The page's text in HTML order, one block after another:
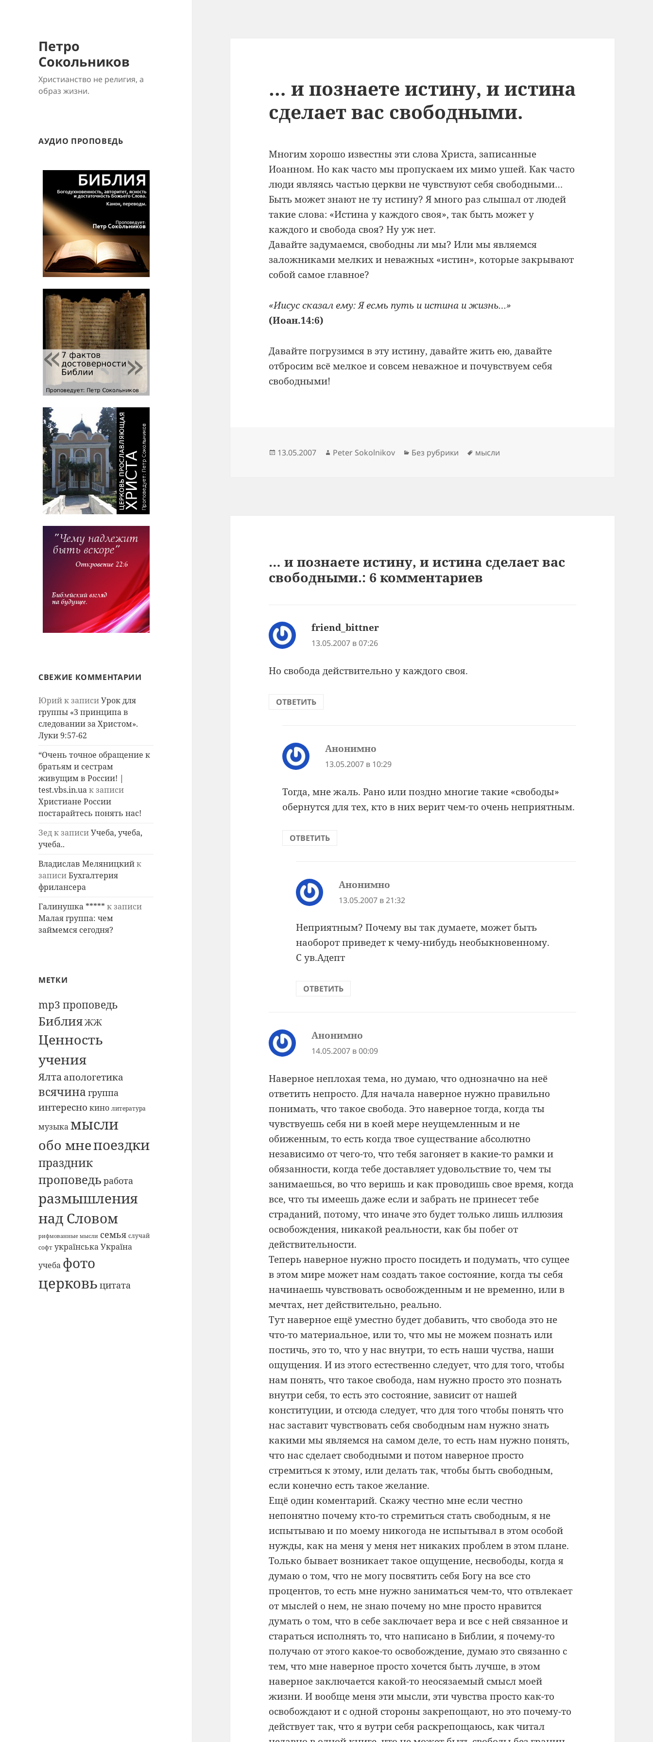
Петро
Сокольников
Христианство не религия, а
образ жизни.
АУДИО ПРОПОВЕДЬ
СВЕЖИЕ КОММЕНТАРИИ
Юрийк записиУрок для
группы «3 принципа в
следовании за Христом».
Луки 9:57-62
“Очень точное обращение к
братьям и сестрам
живущим в России! |
test.vbs.in.uaк записи
Христиане России
постарайтесь понять нас!
Зедк записиУчеба, учеба,
учеба..
Владислав Меляницкийк
записиБухгалтерия
фрилансера
Галинушка ***** к записи
Малая группа: чем
займемся сегодня?
МЕТКИ
mp3 проповедь
БиблияЖЖ
Ценность
учения
Ялтаапологетика
всячина группа
интересно кино литература
музыкамысли
обо мнепоездки
праздник
проповедь работа
размышления
над Словом
рифмованные мысли семья случай
софт українська Україна
учеба фото
церковь цитата
… и познаете истину, и истина
сделает вас свободными.
Многим хорошо известны эти слова Христа, записанные
Иоанном. Но как часто мы пропускаем их мимо ушей. Как часто
люди являясь частью церкви не чувствуют себя свободными…
Быть может знают не ту истину? Я много раз слышал от людей
такие слова: «Истина у каждого своя», так быть может у
каждого и свобода своя? Ну уж нет.
Давайте задумаемся, свободны ли мы? Или мы являемся
заложниками мелких и неважных «истин», которые закрывают
собой самое главное?
«Иисус сказал ему: Я есмь путь и истина и жизнь…»
(Иоан.14:6)
Давайте погрузимся в эту истину, давайте жить ею, давайте
отбросим всё мелкое и совсем неважное и почувствуем себя
свободными!
Опубликовано
13.05.2007 Автор
Peter Sokolnikov Рубрики
Без рубрики Метки
мысли
… и познаете истину, и истина сделает вас
свободными.: 6 комментариев
friend_bittner
13.05.2007 в 07:26
Но свобода действительно у каждого своя.
ОТВЕТИТЬ
Анонимно
13.05.2007 в 10:29
Тогда, мне жаль. Рано или поздно многие такие «свободы»
обернутся для тех, кто в них верит чем-то очень неприятным.
ОТВЕТИТЬ
Анонимно
13.05.2007 в 21:32
Неприятным? Почему вы так думаете, может быть
наоборот приведет к чему-нибудь необыкновенному.
С ув.Адепт
ОТВЕТИТЬ
Анонимно
14.05.2007 в 00:09
Наверное неплохая тема, но думаю, что однозначно на неё
ответить непросто. Для начала наверное нужно правильно
понимать, что такое свобода. Это наверное тогда, когда ты
чувствуешь себя ни в коей мере неущемленным и не
обиженным, то есть когда твое существание абсолютно
независимо от чего-то, что тебя загоняет в какие-то рамки и
обязанности, когда тебе доставляет удовольствие то, чем ты
занимаешься, во что веришь и как проводишь свое время, когда
все, что ты имеешь даже если и забрать не принесет тебе
страданий, потому, что иначе это будет только лишь иллюзия
освобождения, никакой реальности, как бы побег от
действительности.
Теперь наверное нужно просто посидеть и подумать, что сущее
в этом мире может нам создать такое состояние, когда ты себя
начинаешь чувствовать освобожденным и не временно, или в
мечтах, нет действительно, реально.
Тут наверное ещё уместно будет добавить, что свобода это не
что-то материальное, или то, что мы не можем познать или
постичь, это то, что у нас внутри, то есть наши чуства, наши
ощущения. И из этого естественно следует, что для того, чтобы
нам понять, что такое свобода, нам нужно просто это познать
внутри себя, то есть это состояние, зависит от нашей
конституции, и отсюда следует, что для того чтобы понять что
нас заставит чувствовать себя свободным нам нужно знать
какими мы являемся на самом деле, то есть нам нужно понять,
что нас сделает свободными и потом наверное просто
стремиться к этому, или делать так, чтобы быть свободным,
если конечно есть такое желание.
Ещё один коментарий. Скажу честно мне если честно
непонятно почему кто-то стремиться стать свободным, я не
испытываю и по моему никогода не испытывал в этом особой
нужды, как на меня у меня нет никаких проблем в этом плане.
Только бывает возникает такое ощущение, несвободы, когда я
думаю о том, что не могу посвятить себя Богу на все сто
процентов, то есть мне нужно заниматься чем-то, что отвлекает
от мыслей о нем, не знаю почему но мне просто нравится
думать о том, что в себе заключает вера и все с ней связанное и
стараться исполнять то, что написано в Библии, я почему-то
получаю от этого какое-то освобождение, думаю это связанно с
тем, что мне наверное просто хочется быть лучше, в этом
наверное заключается какой-то неосязаемый смысл моей
жизни. И вообще меня эти мысли, эти чувства просто как-то
освобождают и с одной стороны закрепощают, но это почему-то
действует так, что я вутри себя раскрепощаюсь, как читал